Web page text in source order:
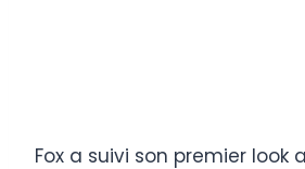
Fox a suivi son premier look